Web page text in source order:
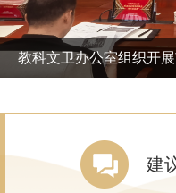
教科文卫办公室组织开
建